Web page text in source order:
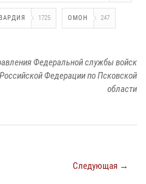
1725 ОМОН 247
Федеральной службы войск
Федерации по Псковской
области
Следующая →